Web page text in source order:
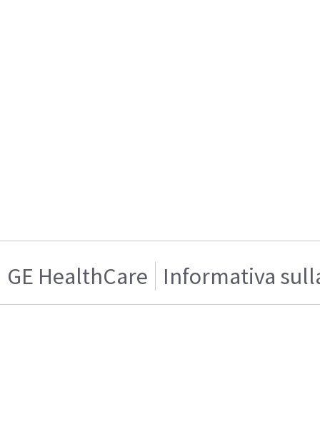
GE HealthCare Informativa